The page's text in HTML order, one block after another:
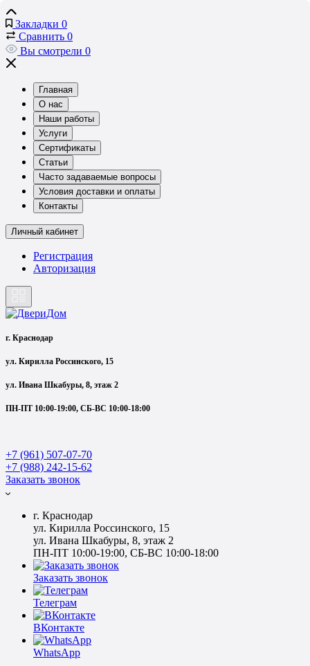
Закладки 0
Сравнить 0
Вы смотрели 0
Главная
О нас
Наши работы
Услуги
Сертификаты
Статьи
Часто задаваемые вопросы
Условия доставки и оплаты
Контакты
Личный кабинет
Регистрация
Авторизация
г. Краснодар
ул. Кирилла Россинского, 15
ул. Ивана Шкабуры, 8, этаж 2
ПН-ПТ 10:00-19:00, СБ-ВС 10:00-18:00
+7 (961) 507-07-70
+7 (988) 242-15-62
Заказать звонок
г. Краснодар
ул. Кирилла Россинского, 15
ул. Ивана Шкабуры, 8, этаж 2
ПН-ПТ 10:00-19:00, СБ-ВС 10:00-18:00
Заказать звонок
Телеграм
ВКонтакте
WhatsApp